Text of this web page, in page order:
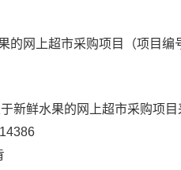
的网上超市采购项目
（项目编
新鲜水果的网上超市采购项目